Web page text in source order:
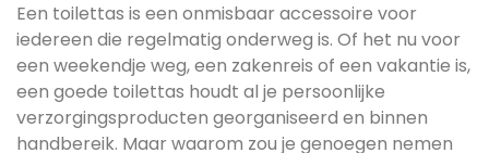
Een toilettas is een onmisbaar accessoire voor
iedereen die regelmatig onderweg is. Of het nu voor
een weekendje weg, een zakenreis of een vakantie is,
een goede toilettas houdt al je persoonlijke
verzorgingsproducten georganiseerd en binnen
handbereik. Maar waarom zou je genoegen nemen